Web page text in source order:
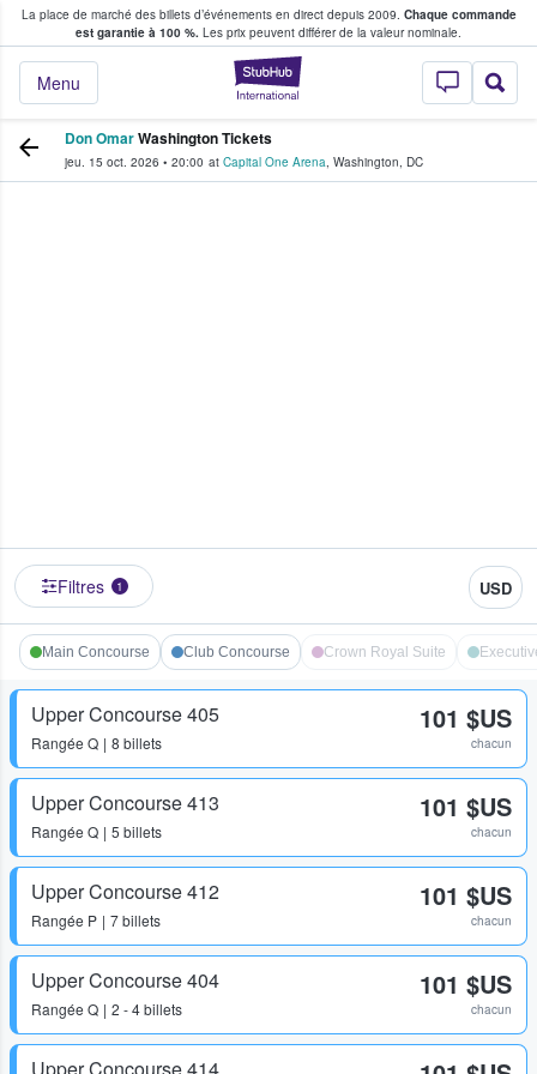
La place de marché des billets d’événements en direct depuis 2009. Chaque commande
est garantie à 100 %. Les prix peuvent différer de la valeur nominale.
StubHub - Où
Menu
fans achètent et vendent des billets
Don OmarWashington Tickets
jeu. 15 oct. 2026 • 20:00 at Capital One Arena, Washington, DC
Filtres 1 USD
Main Concourse Club Concourse Crown Royal Suite
Upper Concourse 405
Rangée Q 8 billets
101 $US
chacun
Upper Concourse 413
Rangée Q 5 billets
101 $US
chacun
Upper Concourse 412
Rangée P 7 billets
101 $US
chacun
Upper Concourse 404
Rangée Q 2 - 4 billets
101 $US
chacun